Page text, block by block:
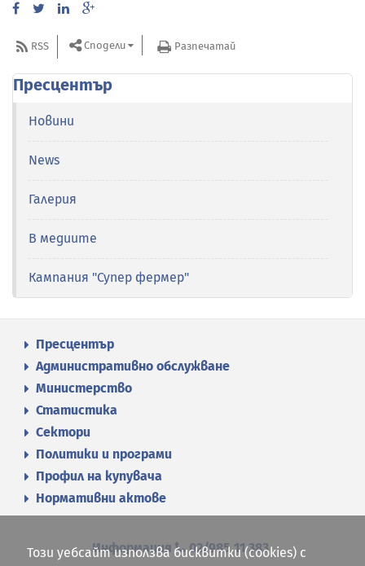
RSS Сподели Разпечатай
Пресцентър
Новини
News
Галерия
В медиите
Кампания "Супер фермер"
Пресцентър
Административно обслужване
Министерство
Статистика
Сектори
Политики и програми
Профил на купувача
Нормативни актове
Информация 02/985 11 383
Този уебсайт използва бисквитки (cookies) с